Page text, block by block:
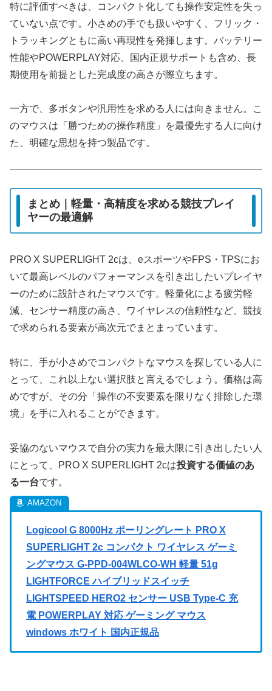
特に評価すべきは、コンパクト化しても操作安定性を失っ
ていない点です。小さめの手でも扱いやすく、フリック・
トラッキングともに高い再現性を発揮します。バッテリー
性能やPOWERPLAY対応、国内正規サポートも含め、長
期使用を前提とした完成度の高さが際立ちます。
一方で、多ボタンや汎用性を求める人には向きません。こ
のマウスは「勝つための操作精度」を最優先する人に向け
た、明確な思想を持つ製品です。
まとめ｜軽量・高精度を求める競技プレイ
ヤーの最適解
PRO X SUPERLIGHT 2cは、eスポーツやFPS・TPSにお
いて最高レベルのパフォーマンスを引き出したいプレイヤ
ーのために設計されたマウスです。軽量化による疲労軽
減、センサー精度の高さ、ワイヤレスの信頼性など、競技
で求められる要素が高次元でまとまっています。
特に、手が小さめでコンパクトなマウスを探している人に
とって、これ以上ない選択肢と言えるでしょう。価格は高
めですが、その分「操作の不安要素を限りなく排除した環
境」を手に入れることができます。
妥協のないマウスで自分の実力を最大限に引き出したい人
にとって、PRO X SUPERLIGHT 2cは投資する価値のあ
る一台です。
Logicool G 8000Hz ポーリングレート PRO X
SUPERLIGHT 2c コンパクト ワイヤレス ゲーミ
ングマウス G-PPD-004WLCO-WH 軽量 51g
LIGHTFORCE ハイブリッドスイッチ
LIGHTSPEED HERO2 センサー USB Type-C 充
電 POWERPLAY 対応 ゲーミング マウス
windows ホワイト 国内正規品